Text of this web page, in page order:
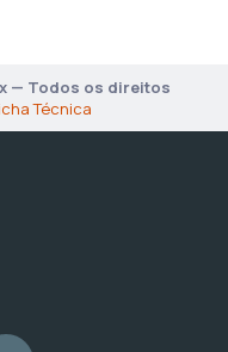
— Todos os direitos
Técnica